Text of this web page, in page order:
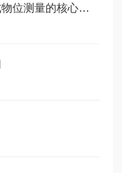
恩德斯豪斯雷达物位计：非接触式物位测量的核心设备